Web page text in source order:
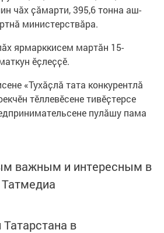
чӑх ҫӑмарти, 395,6 тонна аш-
министерствӑра.
ярмарккисем мартăн 15-
ӗҫлеҫҫӗ.
«Тухӑҫлӑ тата конкурентлӑ
тӗллевӗсене тивӗҫтерсе
пулӑшу пама
важным и интересным в
Татмедиа
в